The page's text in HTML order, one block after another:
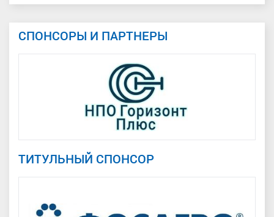
СПОНСОРЫ И ПАРТНЕРЫ
ТИТУЛЬНЫЙ СПОНСОР